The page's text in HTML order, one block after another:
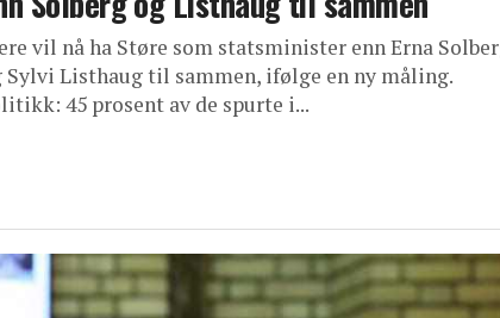
vil nå ha Støre som statsminister enn Erna
Sylvi Listhaug til sammen, ifølge en ny måling.
45 prosent av de spurte i...